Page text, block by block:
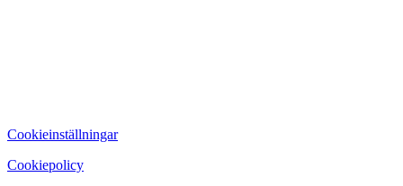
Cookieinställningar
Cookiepolicy